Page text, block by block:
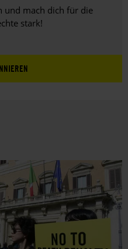
und mach dich für die
stark!